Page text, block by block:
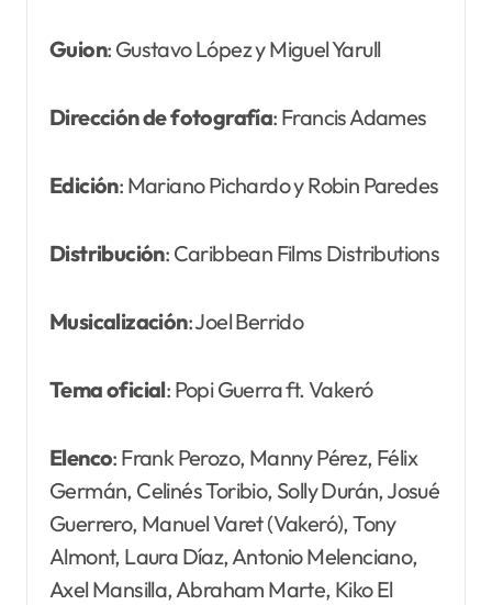
Guion: Gustavo López y Miguel Yarull
Dirección de fotografía: Francis Adames
Edición: Mariano Pichardo y Robin Paredes
Distribución: Caribbean Films Distributions
Musicalización: Joel Berrido
Tema oficial: Popi Guerra ft. Vakeró
Elenco: Frank Perozo, Manny Pérez, Félix
Germán, Celinés Toribio, Solly Durán, Josué
Guerrero, Manuel Varet (Vakeró), Tony
Almont, Laura Díaz, Antonio Melenciano,
Axel Mansilla, Abraham Marte, Kiko El